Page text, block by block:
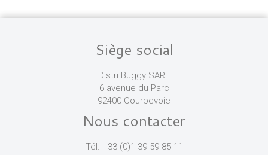
Siège social
Distri Buggy SARL
6 avenue du Parc
92400 Courbevoie
Nous contacter
Tél. +33 (0)1 39 59 85 11